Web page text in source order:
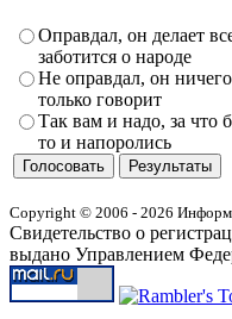
Оправдал, он делает
заботится о народе
Не оправдал, он ничего
только говорит
Так вам и надо, за что
то и напоролись
Copyright © 2006 - 2026
Свидетельство о
выдано Управлением